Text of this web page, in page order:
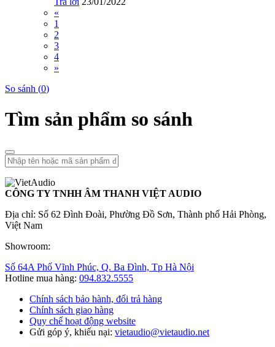
«
1
2
3
4
»
So sánh (0)
Tìm sản phẩm so sánh
CÔNG TY TNHH ÂM THANH VIỆT AUDIO
Địa chỉ: Số 62 Đình Đoài, Phường Đồ Sơn, Thành phố Hải Phòng,
Việt Nam
Showroom:
Số 64A Phố Vĩnh Phúc, Q. Ba Đình, Tp Hà Nội
Hotline mua hàng: 094.832.5555
Chính sách bảo hành, đổi trả hàng
Chính sách giao hàng
Quy chế hoạt động website
Gửi góp ý, khiếu nại: vietaudio@vietaudio.net